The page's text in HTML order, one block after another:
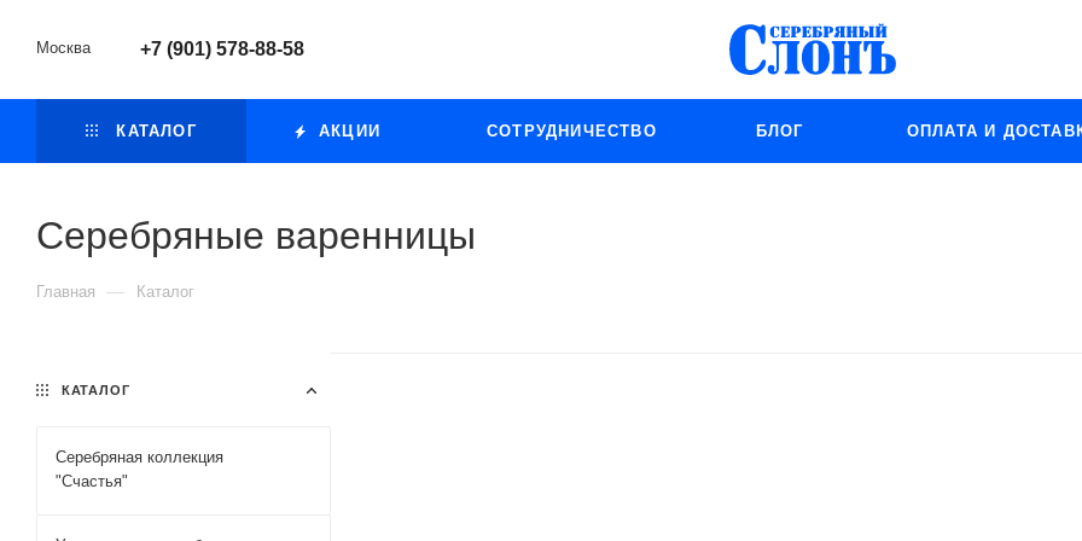
Москва +7 (901) 578-88-58
КАТАЛОГ АКЦИИ СОТРУДНИЧЕСТВО БЛОГ ОПЛАТА И
Серебряные варенницы
Главная — Каталог
КАТАЛОГ
Серебряная коллекция
"Счастья"